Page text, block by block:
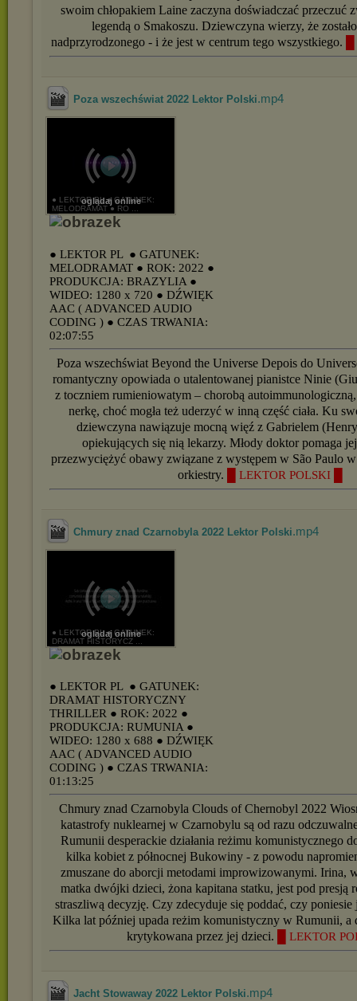
swoim chłopakiem Laine zaczyna doświadczać przeczuć
legendą o Smakoszu. Dziewczyna wierzy, że
nadprzyrodzonego - i że jest w centrum tego wszystkiego.
Poza wszechświat 2022 Lektor Polski.mp4
oglądaj online
● LEKTOR PL ● GATUNEK:
MELODRAMAT ● RO ...
● LEKTOR PL ● GATUNEK:
MELODRAMAT ● ROK: 2022 ●
PRODUKCJA: BRAZYLIA ●
WIDEO: 1280 x 720 ● DŹWIĘK
AAC ( ADVANCED AUDIO
CODING ) ● CZAS TRWANIA:
02:07:55
Poza wszechświat Beyond the Universe Depois do
romantyczny opowiada o utalentowanej pianistce Ninie
z toczniem rumieniowatym – chorobą
nerkę, choć mogła też uderzyć w inną część ciała. Ku
dziewczyna nawiązuje mocną więź z Gabrielem
opiekujących się nią lekarzy. Młody doktor pomaga
przezwyciężyć obawy związane z występem w São Paulo
orkiestry.
█ LEKTOR POLSKI █
Chmury znad Czarnobyla 2022 Lektor Polski.mp4
oglądaj online
● LEKTOR PL ● GATUNEK:
DRAMAT HISTORYCZ ...
● LEKTOR PL ● GATUNEK:
DRAMAT HISTORYCZNY
THRILLER ● ROK: 2022 ●
PRODUKCJA: RUMUNIA ●
WIDEO: 1280 x 688 ● DŹWIĘK
AAC ( ADVANCED AUDIO
CODING ) ● CZAS TRWANIA:
01:13:25
Chmury znad Czarnobyla Clouds of Chernobyl 2022
katastrofy nuklearnej w Czarnobylu są od razu
Rumunii desperackie działania reżimu komunistycznego
kilka kobiet z północnej Bukowiny - z powodu
zmuszane do aborcji metodami improwizowanymi. Irina,
matka dwójki dzieci, żona kapitana statku, jest pod presją
straszliwą decyzję. Czy zdecyduje się poddać, czy
Kilka lat później upada reżim komunistyczny w Rumunii, a
krytykowana przez jej dzieci.
█ LEKTOR
Jacht Stowaway 2022 Lektor Polski.mp4